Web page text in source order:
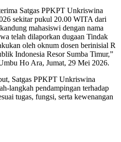
Satgas PPKPT Unkriswina
sekitar pukul 20.00 WITA dari
mahasiswi dengan nama
telah dilaporkan dugaan Tindak
oleh oknum dosen berinisial R
Indonesia Resor Sumba Timur,”
Ho Ara, Jumat, 29 Mei 2026.
Satgas PPKPT Unkriswina
langkah pendampingan terhadap
tugas, fungsi, serta kewenangan